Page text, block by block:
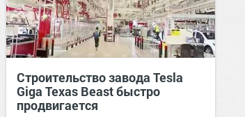
Строительство завода Tesla
Giga Texas Beast быстро
продвигается